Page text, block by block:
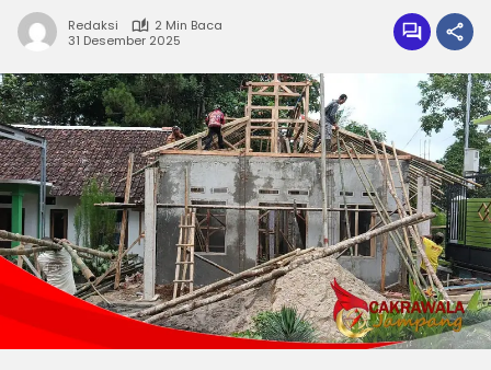
Redaksi
2 Min Baca
31 Desember 2025